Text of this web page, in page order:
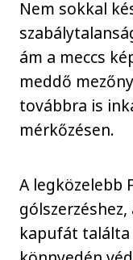
Nem sokkal
ám a meccs
meddő
továbbra is
mérkőzésen.
A legközelebb
kapufát